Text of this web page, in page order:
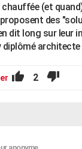
(et
proposent des
dit long sur leur
diplômé architecte
2